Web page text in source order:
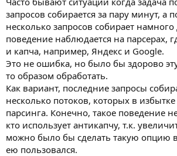
запросов собирается за пару минут, а
несколько запросов собирает
поведение наблюдается на парсерах,
и капча, например, Яндекс и Google.
Это не ошибка, но было бы здорово
то образом обработать.
Как вариант, последние запросы
несколько потоков, которых в
парсинга. Конечно, такое поведение
кто использует антикапчу, т.к.
можно было бы сделать такую опцию
ею пользовался.